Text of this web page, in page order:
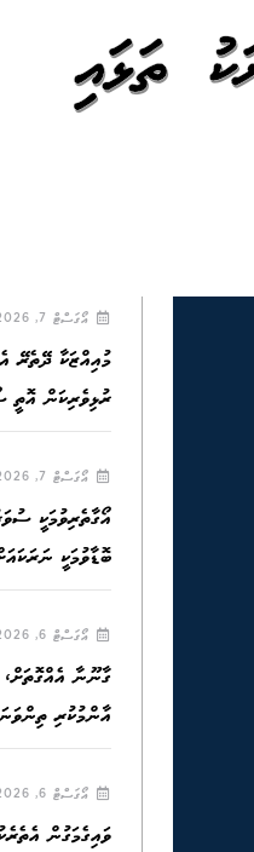
ތަޅައި
އޯގަސްޓް 7, 2026
މުއިއްޒަކާ ދޭތެރޭ
ރުޅިވެރިކަން އޮތީ
އޯގަސްޓް 7, 2026
އޯގާތެރިވުމަކީ
ބޮޑާވުމަކީ
އޯގަސްޓް 6, 2026
ގާނޫނާ
އާންމުކުރި
އޯގަސްޓް 6, 2026